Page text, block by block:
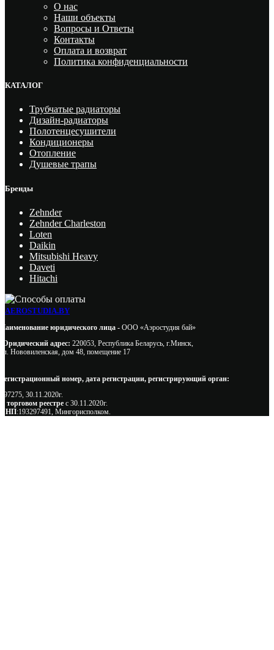
О нас
Наши объекты
Вопросы и Ответы
Контакты
Оплата и возврат
Политика конфиденциальности
КАТАЛОГ
Трубчатые радиаторы
Дизайн-радиаторы
Полотенцесушители
Кондиционеры
Отопление
Душевые трапы
Бренды
Zehnder
Zehnder Charleston
Loten
Daikin
Mitsubishi Heavy
Daveti
Hitachi
AEROSTUDIA.BY
Наименование юридического лица - ООО «Аэростудия бай»
Юридический адрес: 220053, Республика Беларусь, г.Минск,
ул. Нововиленская, дом 48, помещение 17
Регистрационный номер, дата регистрации, регистрирующий орган:
497275, 30.11.2020г.
В торговом реестре с 30.11.2020г.
УНП:193297491, Мингорисполком.